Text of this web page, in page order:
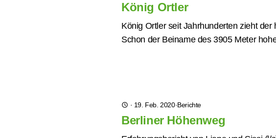
König Ortler
König Ortler seit Jahrhunderten zieht
Schon der Beiname des 3905 Meter
· 19. Feb. 2020·Berichte
Berliner Höhenweg